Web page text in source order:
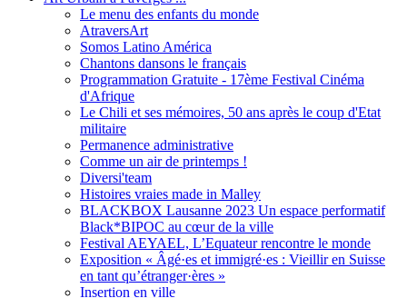
Le menu des enfants du monde
AtraversArt
Somos Latino América
Chantons dansons le français
Programmation Gratuite - 17ème Festival Cinéma
d'Afrique
Le Chili et ses mémoires, 50 ans après le coup d'Etat
militaire
Permanence administrative
Comme un air de printemps !
Diversi'team
Histoires vraies made in Malley
BLACKBOX Lausanne 2023 Un espace performatif
Black*BIPOC au cœur de la ville
Festival AEYAEL, L’Equateur rencontre le monde
Exposition « Âgé·es et immigré·es : Vieillir en Suisse
en tant qu’étranger·ères »
Insertion en ville